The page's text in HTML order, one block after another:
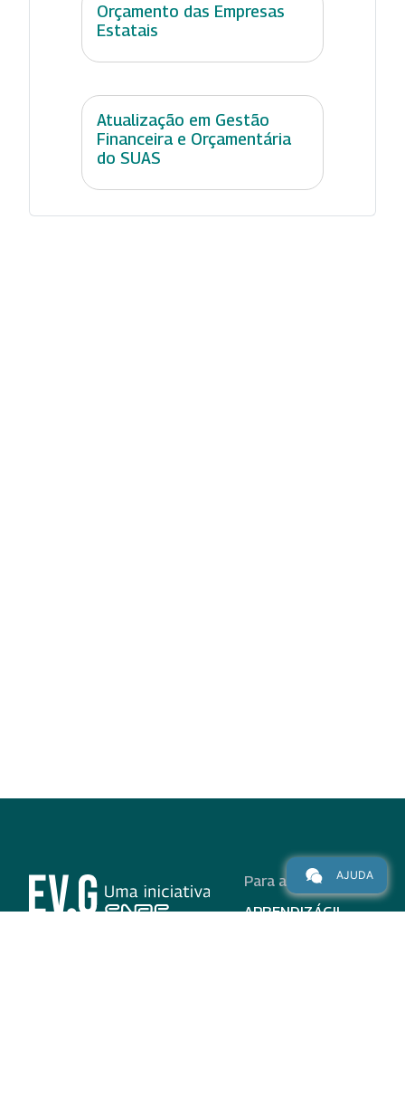
Orçamento das Empresas
Estatais
Atualização em Gestão
Financeira e Orçamentária
do SUAS
Para alunos
APRENDIZÁGIL
AJUDA